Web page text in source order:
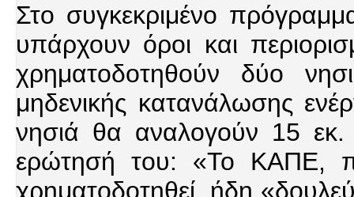
Στο συγκεκριμένο
υπάρχουν όροι και
χρηματοδοτηθούν δύο
μηδενικής κατανάλωσης
νησιά θα αναλογούν 15
ερώτησή του: «Το ΚΑΠΕ,
χρηματοδοτηθεί, ήδη